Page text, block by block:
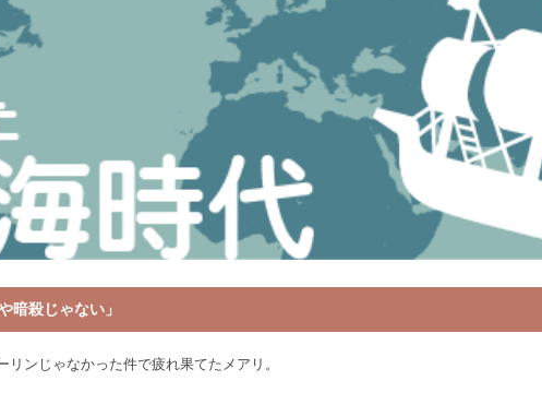
暗殺じゃない」
ンじゃなかった件で疲れ果てたメアリ。